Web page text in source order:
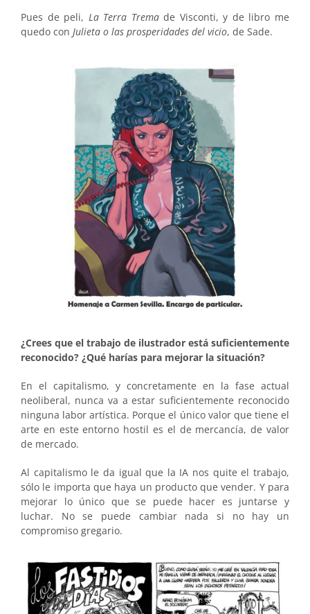
Pues de peli, La Terra Tremade Visconti, y de libro me
quedo con Julieta o las prosperidades del vicio, de Sade.
¿Crees que el trabajo de ilustrador está suficientemente
reconocido? ¿Qué harías para mejorar la situación?
En el capitalismo, y concretamente en la fase actual
neoliberal, nunca va a estar suficientemente reconocido
ninguna labor artística. Porque el único valor que tiene el
arte en este entorno hostil es el de mercancía, de valor
de mercado.
Al capitalismo le da igual que la IA nos quite el trabajo,
sólo le importa que haya un producto que vender. Y para
mejorar lo único que se puede hacer es juntarse y
luchar. No se puede cambiar nada si no hay un
compromiso gregario.